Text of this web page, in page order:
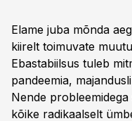
Elame juba mõnda
kiirelt toimuvate
Ebastabiilsus tuleb
pandeemia,
Nende
kõike radikaalselt